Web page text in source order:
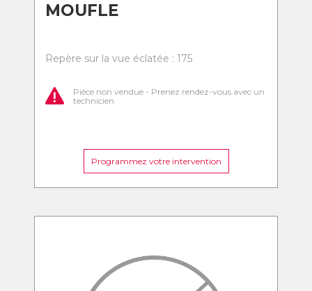
MOUFLE
Repère sur la vue éclatée : 175
Pièce non vendue - Prenez rendez-vous avec un
technicien
Programmez votre intervention